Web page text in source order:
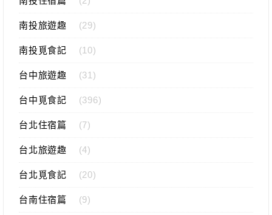
南投旅遊趣 (29)
南投覓食記 (10)
台中旅遊趣 (31)
台中覓食記 (396)
台北住宿篇 (7)
台北旅遊趣 (4)
台北覓食記 (20)
台南住宿篇 (9)